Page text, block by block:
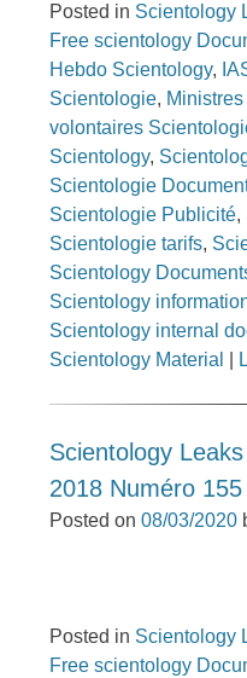
Posted in Scientology
Free scientology
Hebdo Scientology,
Scientologie,
volontaires
Scientology,
Scientologie
Scientologie Publicité,
Scientologie tarifs,
Scientology
Scientology
Scientology internal
Scientology Material
Scientology
2018 Numéro
Posted on08/03/2020
Posted in Scientology
Free scientology